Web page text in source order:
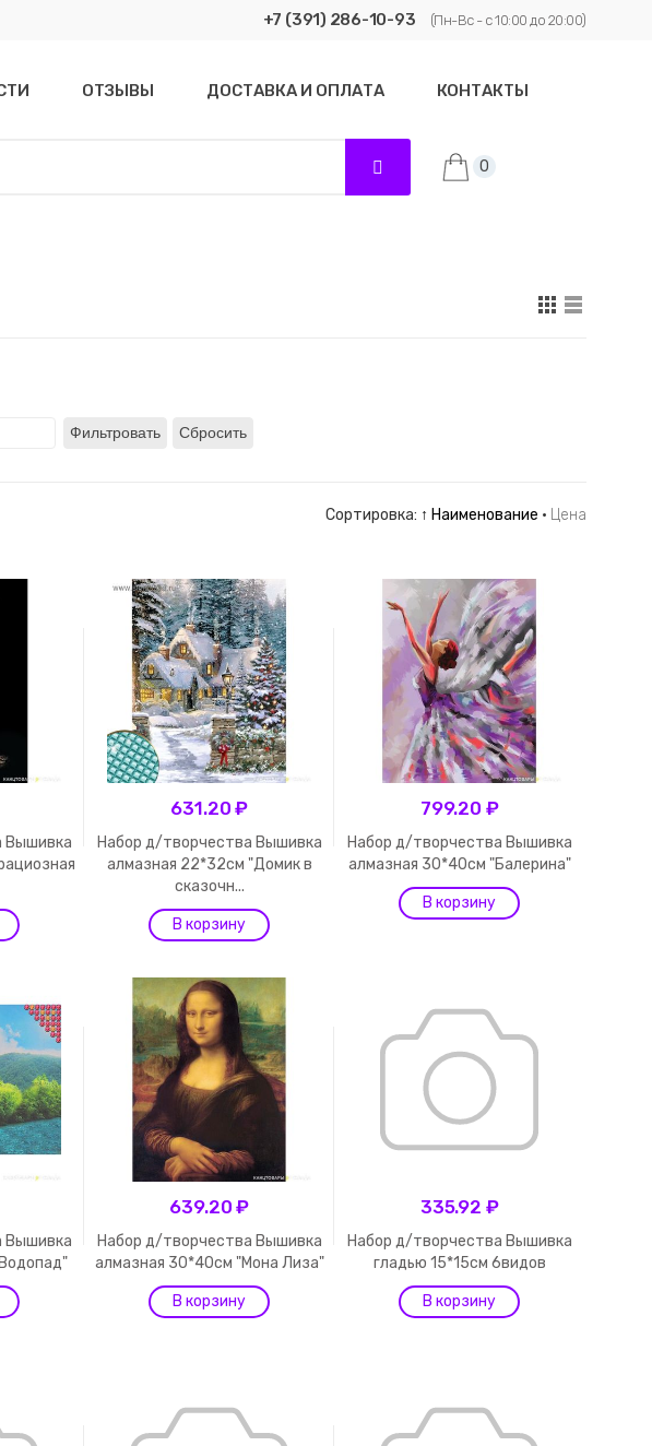
+7 (391) 286-10-93 (Пн-Вс - с 10:00 до 20:00)
ОТЗЫВЫ ДОСТАВКА И ОПЛАТА КОНТАКТЫ
0
Фильтровать Сбросить
Сортировка: ↑ Наименование · Цена
Вышивка
631.20 ₽
Набор д/творчества Вышивка
алмазная 22*32см "Домик в
сказочн...
799.20 ₽
Набор д/творчества Вышивка
алмазная 30*40см "Балерина"
Вышивка
639.20 ₽
Набор д/творчества Вышивка
алмазная 30*40см "Мона Лиза"
335.92 ₽
Набор д/творчества Вышивка
гладью 15*15см 6видов